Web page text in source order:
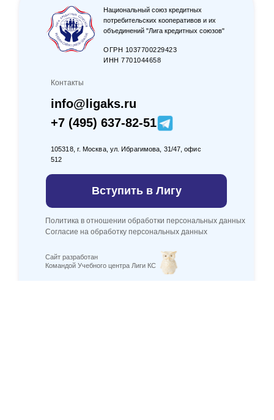
Национальный союз кредитных
потребительских кооперативов и их
объединений "Лига кредитных союзов"
ИНН 7701044658
ОГРН 1037700229423
Сайт разработан
Командой Учебного центра Лиги КС
Контакты
info@ligaks.ru
+7 (495) 637-82-51
105318, г. Москва, ул. Ибрагимова, 31/47, офис
512
Политика в отношении обработки персональных данных
Согласие на обработку персональных данных
Вступить в Лигу